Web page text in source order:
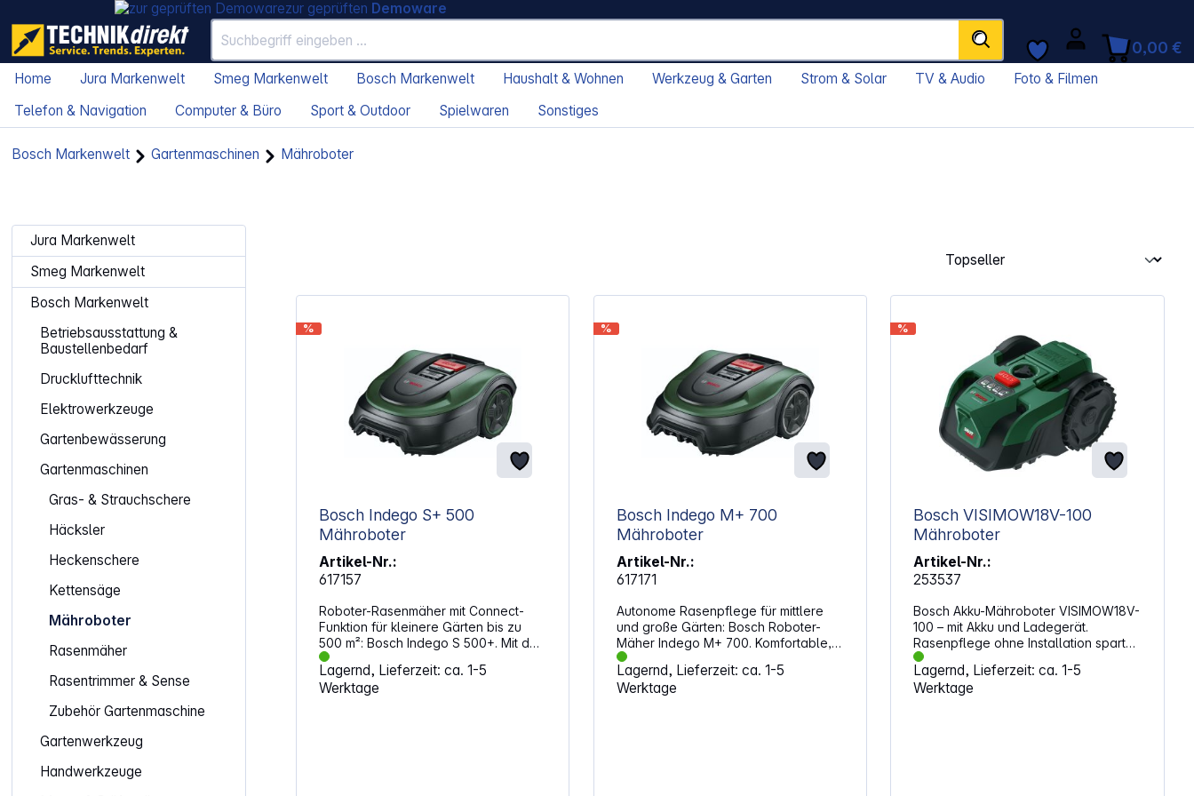
zur geprüften Demoware
0,00 €
Home Jura Markenwelt Smeg Markenwelt Bosch Markenwelt Haushalt & Wohnen Werkzeug & Garten Strom & Solar TV & Audio
Foto & Filmen
Telefon & Navigation
Computer & Büro Sport & Outdoor Spielwaren Sonstiges
Bosch Markenwelt Gartenmaschinen Mähroboter
Jura Markenwelt
Smeg Markenwelt
Bosch Markenwelt
Betriebsausstattung &
Baustellenbedarf
Drucklufttechnik
Elektrowerkzeuge
Gartenbewässerung
Gartenmaschinen
Gras- & Strauchschere
Häcksler
Heckenschere
Kettensäge
Mähroboter
Rasenmäher
Rasentrimmer & Sense
Zubehör Gartenmaschine
Gartenwerkzeug
Handwerkzeuge
%
Bosch Indego S+ 500
Mähroboter
Artikel-Nr.:
617157
Roboter-Rasenmäher mit Connect-
Funktion für kleinere Gärten bis zu
500 m²: Bosch Indego S 500+. Mit der
Connect-Funktion kannst du deinen
Indego fernsteuern und verwendest
dabei die neuesten Daten zur
Lagernd, Lieferzeit: ca. 1-5
Werktage
%
Bosch Indego M+ 700
Mähroboter
Artikel-Nr.:
617171
Autonome Rasenpflege für mittlere
und große Gärten: Bosch Roboter-
Mäher Indego M+ 700. Komfortable,
autonome Rasenpflege für mittlere
und große Gärten – dafür bietet
Bosch den vernetzen Roboter-Mäher
Lagernd, Lieferzeit: ca. 1-5
Werktage
%
Bosch VISIMOW18V-100
Mähroboter
Artikel-Nr.:
253537
Bosch Akku-Mähroboter VISIMOW18V-
100 – mit Akku und Ladegerät.
Rasenpflege ohne Installation spart
Zeit und reduziert Aufwand im Alltag.
Der Mähroboter arbeitet halbautonom
und ist sofort einsatzbereit, ohne
Lagernd, Lieferzeit: ca. 1-5
Werktage